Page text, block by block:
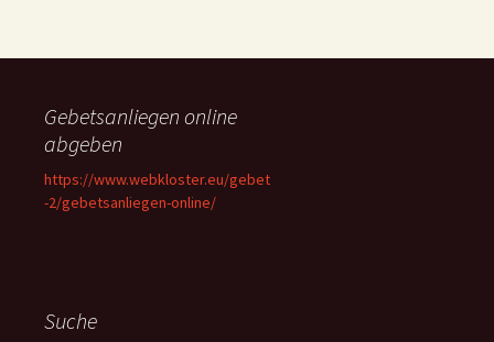
Gebetsanliegen online
abgeben
https://www.webkloster.eu/gebet
-2/gebetsanliegen-online/
Suche